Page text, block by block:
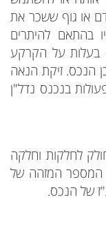
או גוף ששכר את
בהתאם להיתרים
על הקרקע
הנכס. זיקת הנאה
בנכנס נדל"ן
לחלקות וחלקה
המספר המזהה של
של הנכס.